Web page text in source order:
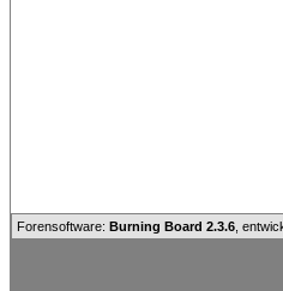
Forensoftware: Burning Board 2.3.6 ,